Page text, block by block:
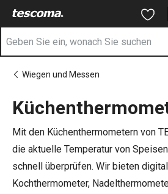
Sie befinden sich auf derZum Hauptinhalt
Zur Suche
Zur Navigation
Wiegen und Messen
Mit den Küchenthermometern von
die aktuelle Temperatur von
schnell überprüfen. Wir bieten
Kochthermometer,